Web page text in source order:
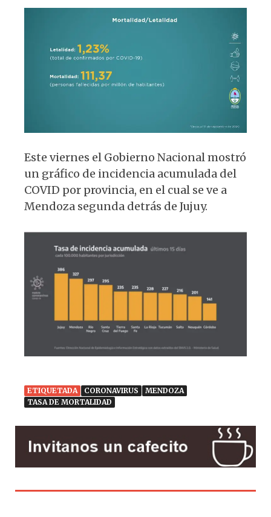
Este viernes el Gobierno Nacional mostró
un gráfico de incidencia acumulada del
COVID por provincia, en el cual se ve a
Mendoza segunda detrás de Jujuy.
ETIQUETADA CORONAVIRUS
MENDOZA
TASA DE MORTALIDAD